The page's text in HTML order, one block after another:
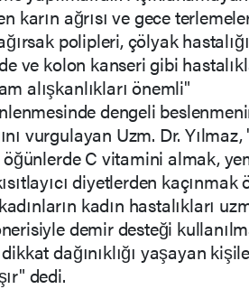
karın ağrısı ve gece
polipleri, çölyak
ve kolon kanseri gibi
alışkanlıkları önemli"
dengeli
vurgulayan Uzm. Dr.
öğünlerde C vitamini almak,
diyetlerden
kadın hastalıkları
demir desteği
dağınıklığı yaşayan
dedi.